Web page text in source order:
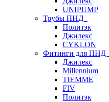
UNIPUMP
Трубы ПНД
Политэк
Джилекс
CYKLON
Фитинги для ПНД
Джилекс
Millennium
TIEMME
FIV
Политэк